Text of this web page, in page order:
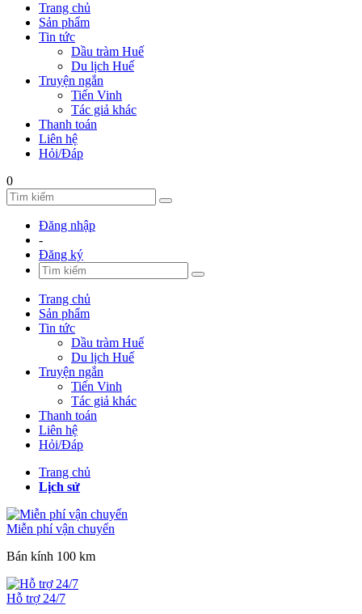
Trang chủ
Sản phẩm
Tin tức
Dầu tràm Huế
Du lịch Huế
Truyện ngắn
Tiến Vinh
Tác giả khác
Thanh toán
Liên hệ
Hỏi/Đáp
0
Đăng nhập
-
Đăng ký
Trang chủ
Sản phẩm
Tin tức
Dầu tràm Huế
Du lịch Huế
Truyện ngắn
Tiến Vinh
Tác giả khác
Thanh toán
Liên hệ
Hỏi/Đáp
Trang chủ
Lịch sử
Miễn phí vận chuyển
Bán kính 100 km
Hỗ trợ 24/7